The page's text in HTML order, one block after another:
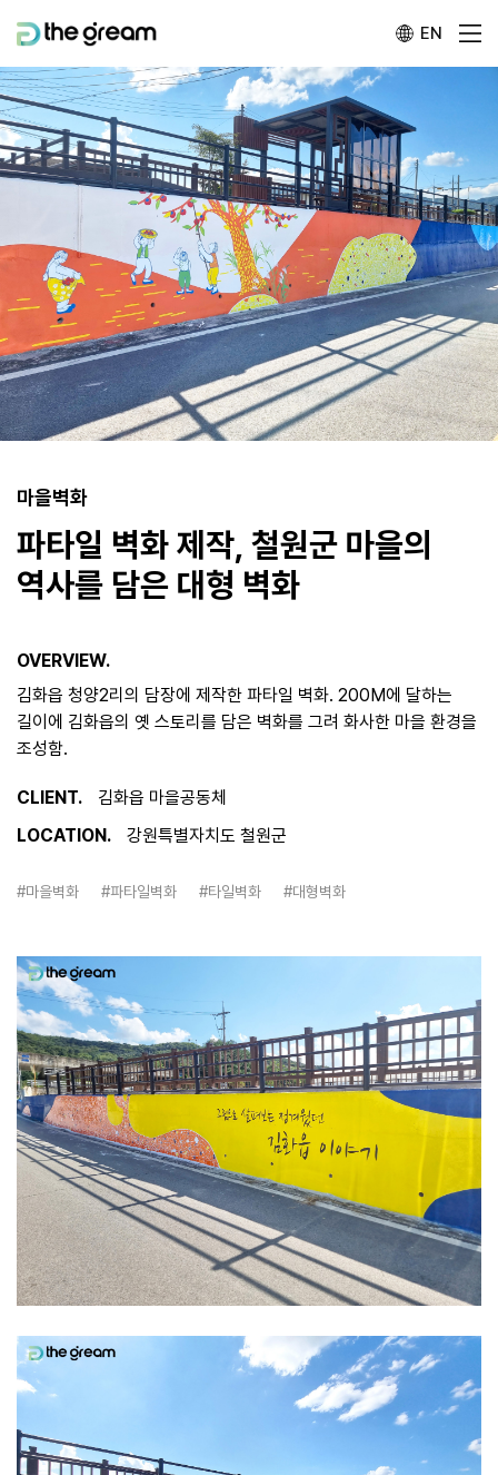
EN
마을벽화
파타일 벽화 제작, 철원군 마을의
역사를 담은 대형 벽화
OVERVIEW.
김화읍 청양2리의 담장에 제작한 파타일 벽화. 200M에 달하는
길이에 김화읍의 옛 스토리를 담은 벽화를 그려 화사한 마을 환경을
조성함.
CLIENT.
김화읍 마을공동체
LOCATION.
강원특별자치도 철원군
#마을벽화 #파타일벽화 #타일벽화 #대형벽화